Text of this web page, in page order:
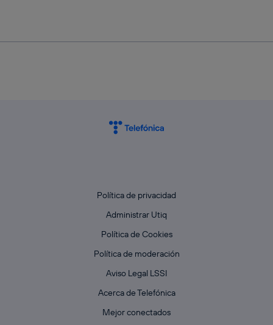
Política de privacidad
Administrar Utiq
Política de Cookies
Política de moderación
Aviso Legal LSSI
Acerca de Telefónica
Mejor conectados